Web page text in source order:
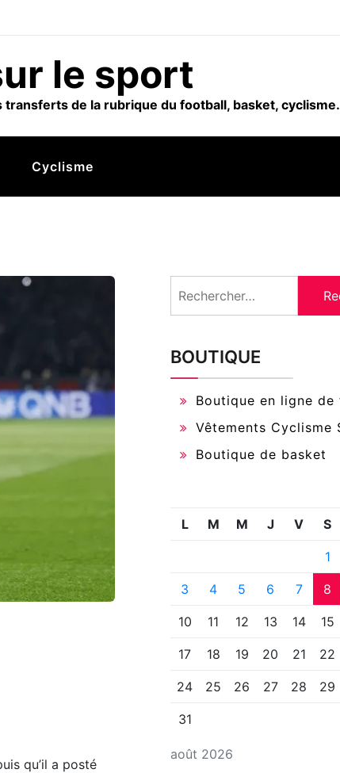
le sport
de la rubrique du football, basket,
Cyclisme
qu’il a posté
BOUTIQUE
Boutique en ligne
Vêtements Cyclisme
Boutique de basket
août 2026
L M M J V S
1
3 4 5 6 7 8
10 11 12 13 14 15
17 18 19 20 21 22
24 25 26 27 28 29
31